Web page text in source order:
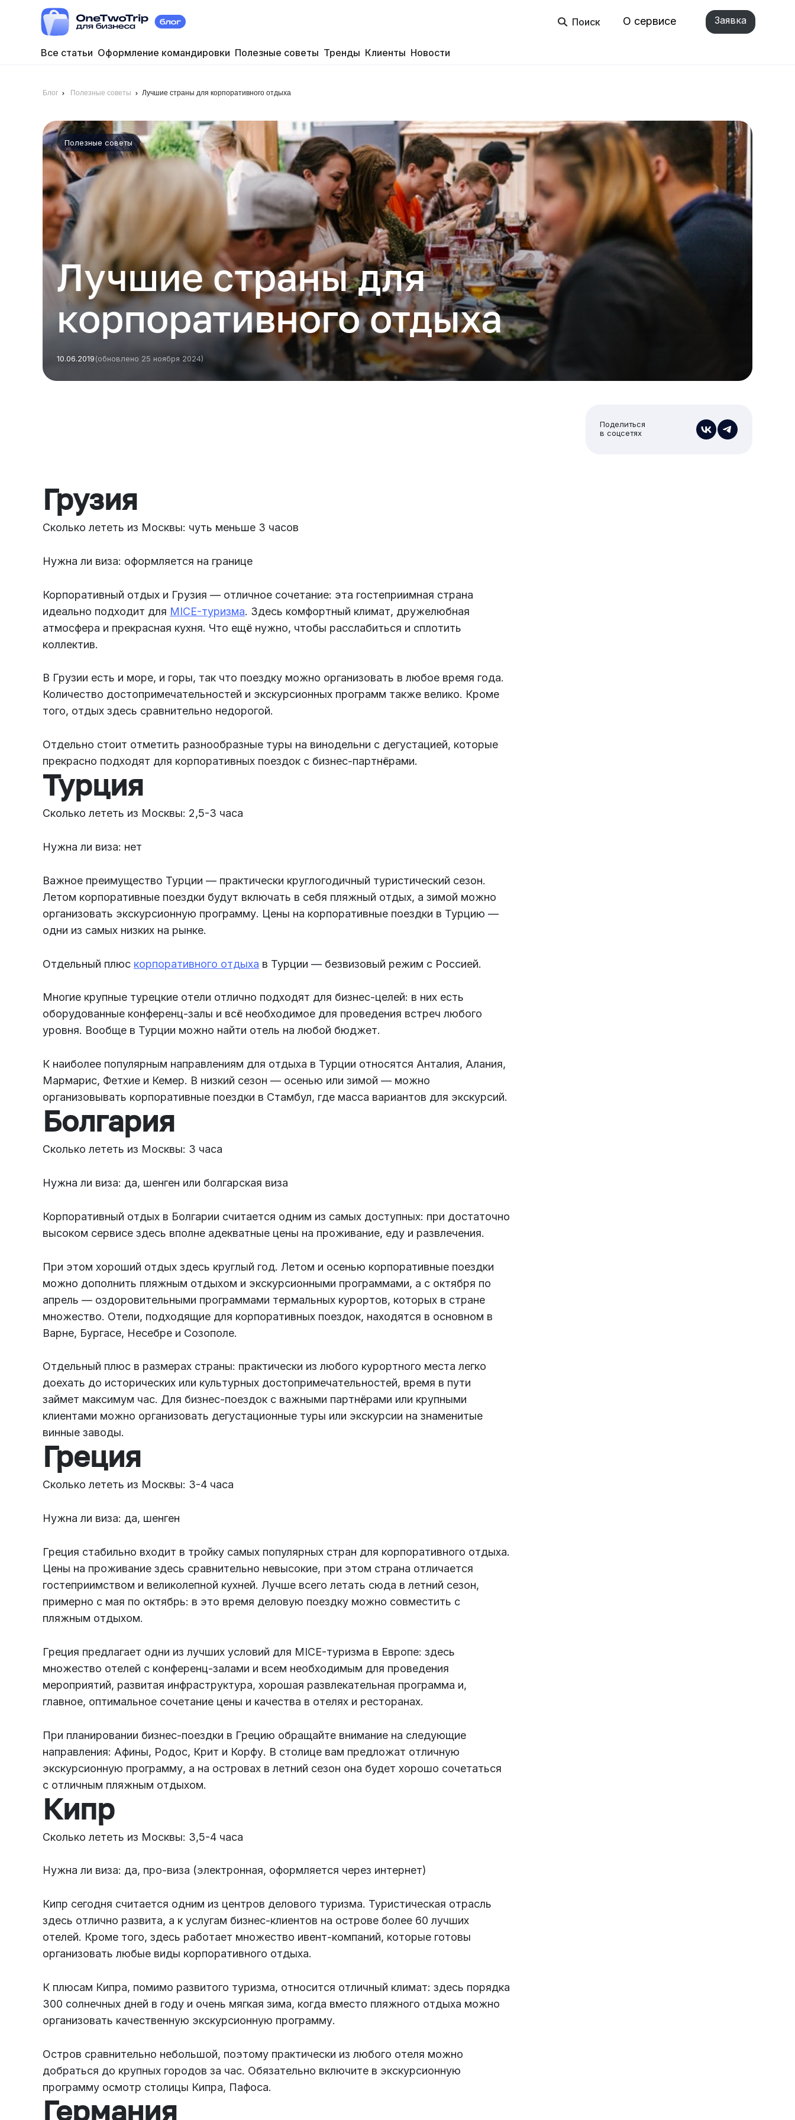
Поиск О сервисе Заявка
Все статьи Оформление командировки Полезные советы Тренды Клиенты Новости
Блог Полезные советы Лучшие страны для корпоративного отдыха
Полезные советы
Лучшие страны для
корпоративного отдыха
10.06.2019(обновлено 25 ноября 2024)
Поделиться
в соцсетях
Грузия
Сколько лететь из Москвы: чуть меньше 3 часов
Нужна ли виза: оформляется на границе
Корпоративный отдых и Грузия — отличное сочетание: эта гостеприимная страна
идеально подходит для MICE-туризма. Здесь комфортный климат, дружелюбная
атмосфера и прекрасная кухня. Что ещё нужно, чтобы расслабиться и сплотить
коллектив.
В Грузии есть и море, и горы, так что поездку можно организовать в любое время года.
Количество достопримечательностей и экскурсионных программ также велико. Кроме
того, отдых здесь сравнительно недорогой.
Отдельно стоит отметить разнообразные туры на винодельни с дегустацией, которые
прекрасно подходят для корпоративных поездок с бизнес-партнёрами.
Турция
Сколько лететь из Москвы: 2,5-3 часа
Нужна ли виза: нет
Важное преимущество Турции — практически круглогодичный туристический сезон.
Летом корпоративные поездки будут включать в себя пляжный отдых, а зимой можно
организовать экскурсионную программу. Цены на корпоративные поездки в Турцию —
одни из самых низких на рынке.
Отдельный плюс корпоративного отдыха в Турции — безвизовый режим с Россией.
Многие крупные турецкие отели отлично подходят для бизнес-целей: в них есть
оборудованные конференц-залы и всё необходимое для проведения встреч любого
уровня. Вообще в Турции можно найти отель на любой бюджет.
К наиболее популярным направлениям для отдыха в Турции относятся Анталия, Алания,
Мармарис, Фетхие и Кемер. В низкий сезон — осенью или зимой — можно
организовывать корпоративные поездки в Стамбул, где масса вариантов для экскурсий.
Болгария
Сколько лететь из Москвы: 3 часа
Нужна ли виза: да, шенген или болгарская виза
Корпоративный отдых в Болгарии считается одним из самых доступных: при достаточно
высоком сервисе здесь вполне адекватные цены на проживание, еду и развлечения.
При этом хороший отдых здесь круглый год. Летом и осенью корпоративные поездки
можно дополнить пляжным отдыхом и экскурсионными программами, а с октября по
апрель — оздоровительными программами термальных курортов, которых в стране
множество. Отели, подходящие для корпоративных поездок, находятся в основном в
Варне, Бургасе, Несебре и Созополе.
Отдельный плюс в размерах страны: практически из любого курортного места легко
доехать до исторических или культурных достопримечательностей, время в пути
займет максимум час. Для бизнес-поездок с важными партнёрами или крупными
клиентами можно организовать дегустационные туры или экскурсии на знаменитые
винные заводы.
Греция
Сколько лететь из Москвы: 3-4 часа
Нужна ли виза: да, шенген
Греция стабильно входит в тройку самых популярных стран для корпоративного отдыха.
Цены на проживание здесь сравнительно невысокие, при этом страна отличается
гостеприимством и великолепной кухней. Лучше всего летать сюда в летний сезон,
примерно с мая по октябрь: в это время деловую поездку можно совместить с
пляжным отдыхом.
Греция предлагает одни из лучших условий для MICE-туризма в Европе: здесь
множество отелей с конференц-залами и всем необходимым для проведения
мероприятий, развитая инфраструктура, хорошая развлекательная программа и,
главное, оптимальное сочетание цены и качества в отелях и ресторанах.
При планировании бизнес-поездки в Грецию обращайте внимание на следующие
направления: Афины, Родос, Крит и Корфу. В столице вам предложат отличную
экскурсионную программу, а на островах в летний сезон она будет хорошо сочетаться
с отличным пляжным отдыхом.
Кипр
Сколько лететь из Москвы: 3,5-4 часа
Нужна ли виза: да, про-виза (электронная, оформляется через интернет)
Кипр сегодня считается одним из центров делового туризма. Туристическая отрасль
здесь отлично развита, а к услугам бизнес-клиентов на острове более 60 лучших
отелей. Кроме того, здесь работает множество ивент-компаний, которые готовы
организовать любые виды корпоративного отдыха.
К плюсам Кипра, помимо развитого туризма, относится отличный климат: здесь порядка
300 солнечных дней в году и очень мягкая зима, когда вместо пляжного отдыха можно
организовать качественную экскурсионную программу.
Остров сравнительно небольшой, поэтому практически из любого отеля можно
добраться до крупных городов за час. Обязательно включите в экскурсионную
программу осмотр столицы Кипра, Пафоса.
Германия